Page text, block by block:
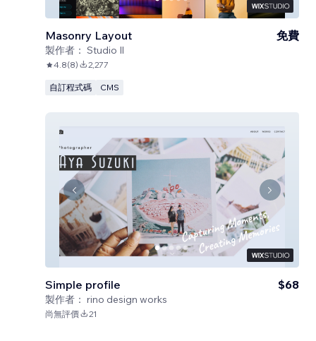
Masonry Layout
製作者： Studio Il
免費
4.8(8) 2,277
自訂程式碼 CMS
Simple profile
製作者： rino design works
$68
尚無評價 21